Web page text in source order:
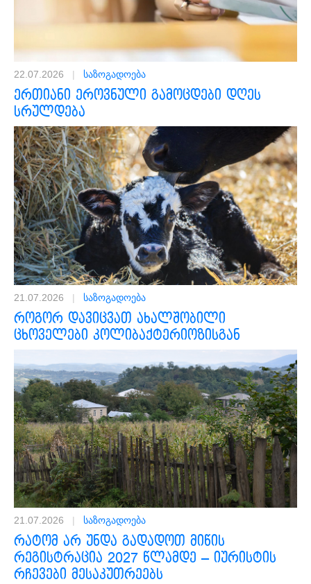
22.07.2026 | საზოგადოება
ერთიანი ეროვნული გამოცდები დღეს
სრულდება
21.07.2026 | საზოგადოება
როგორ დავიცვათ ახალშობილი
ცხოველები კოლიბაქტერიოზისგან
21.07.2026 | საზოგადოება
რატომ არ უნდა გადადოთ მიწის
რეგისტრაცია 2027 წლამდე – იურისტის
რჩევები მესაკუთრეებს